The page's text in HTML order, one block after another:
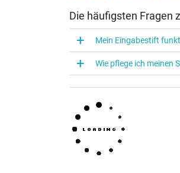
Die häufigsten Fragen
Mein Eingabestift
Wie pflege ich meinen